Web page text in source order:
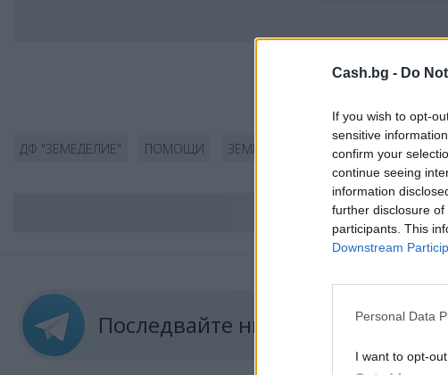
Cash.bg - Do
If you wish to opt-
sensitive
confirm your
continue seeing
information
further disclosure of
participants. This
Downstream
Personal Data
I want to opt-
ДФ "ЗЕМЕДЕЛИЕ" ПОМОЩИ ЗЕМЕДЕЛИЕ КАМПАНИЯ
ВСИЧКИ
Последвайте ни в ТЕЛЕГРАМ